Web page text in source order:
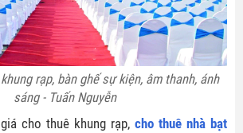
rạp, bàn ghế sự kiện, âm thanh, ánh
sáng - Tuấn Nguyễn
cho thuê khung rạp, cho thuê nhà bạt